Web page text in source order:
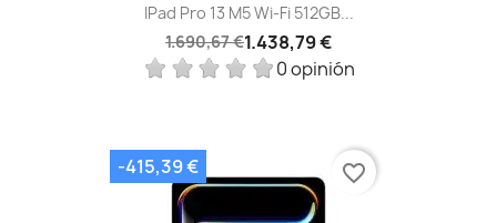
IPad Pro 13 M5 Wi‑Fi 512GB...
1.690,67 €1.438,79 €
0 opinión
-415,39 € favorite_border